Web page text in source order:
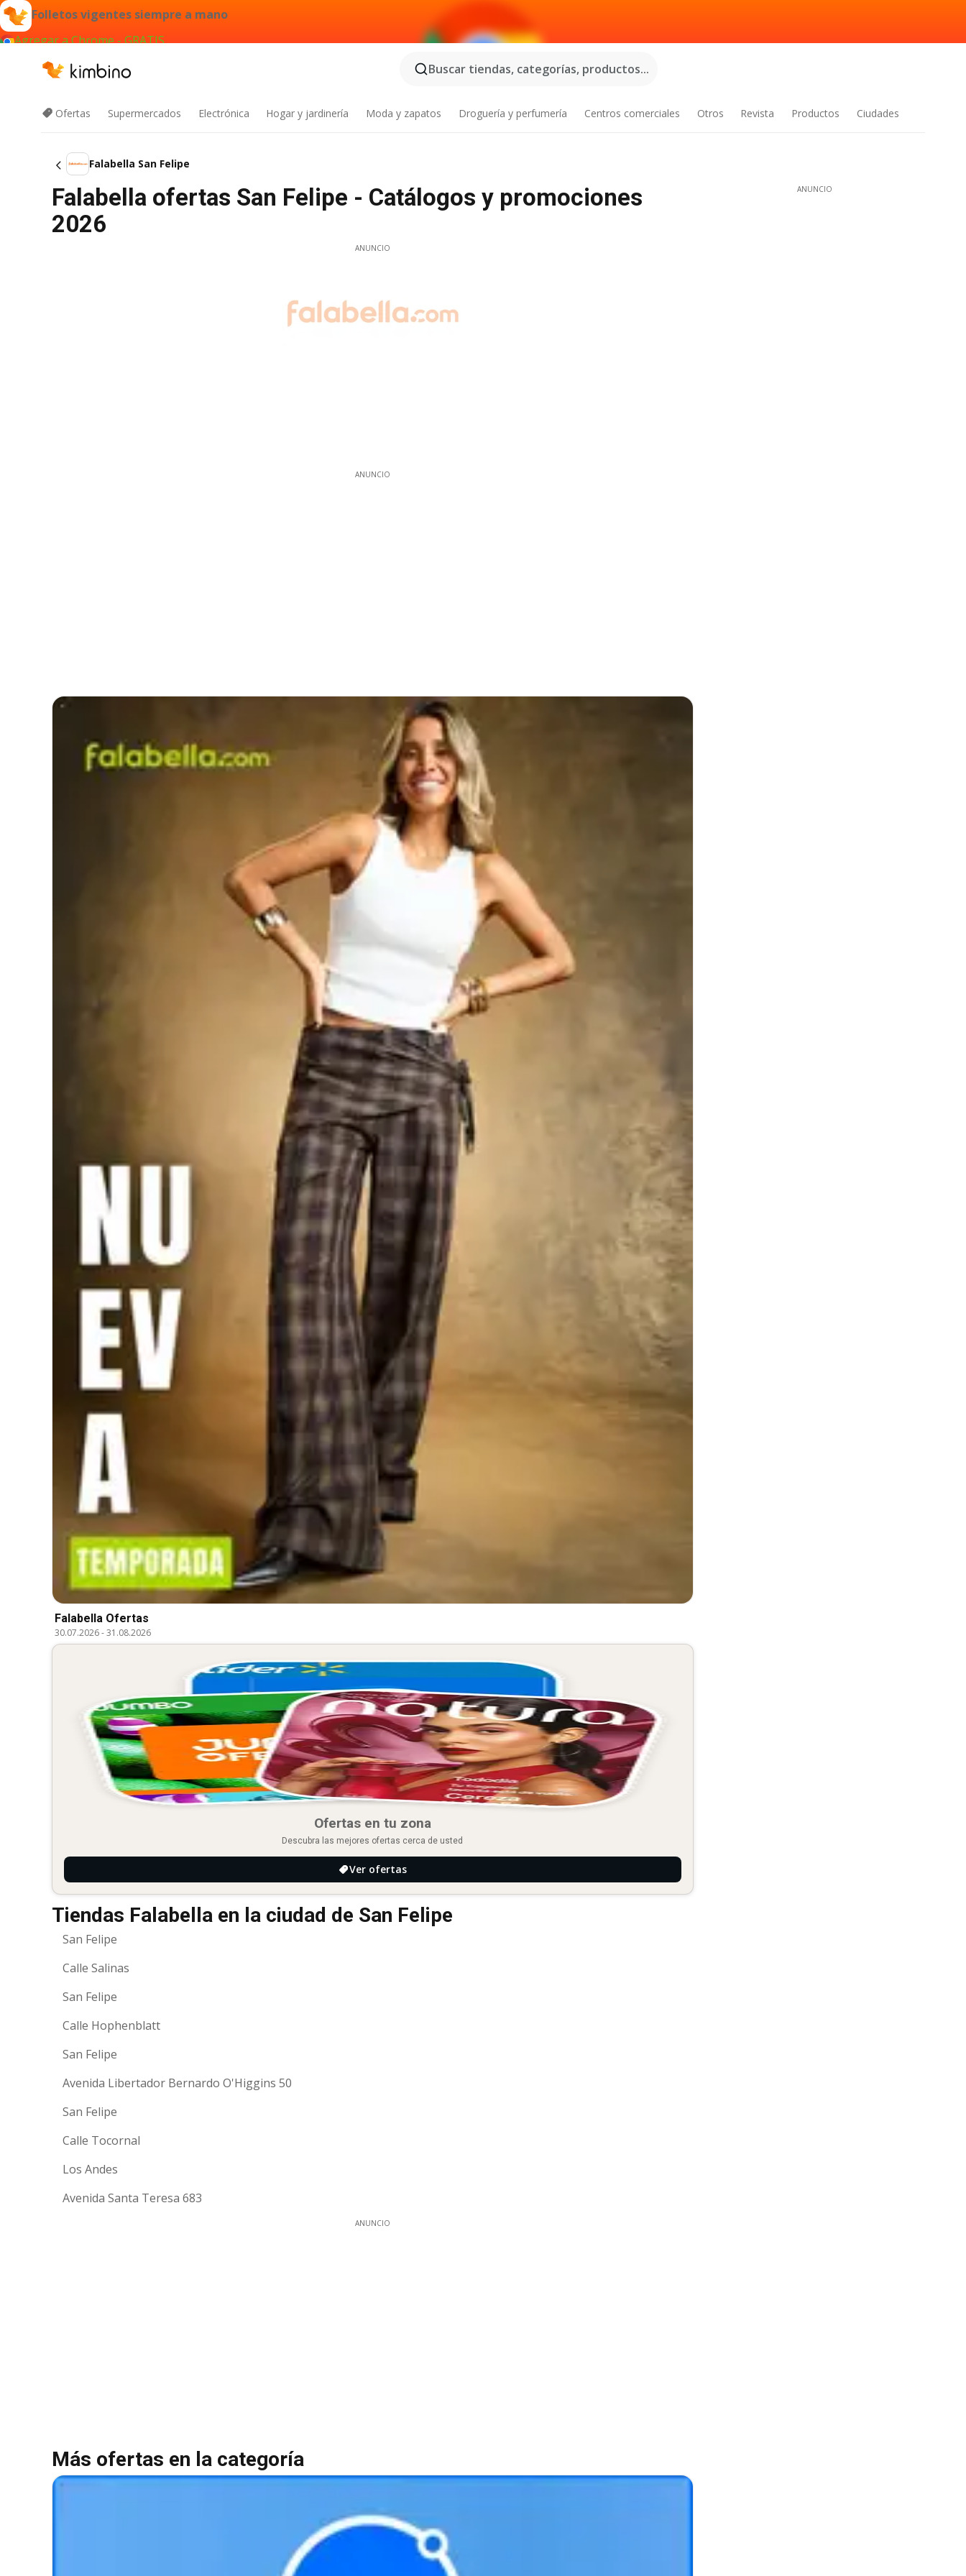
Folletos vigentes siempre a mano
Agregar a Chrome - GRATIS
Buscar tiendas, categorías, productos...
Ofertas Supermercados Electrónica Hogar y jardinería Moda y zapatos Droguería y perfumería Centros comerciales Otros Revista Productos Ciudades
Falabella San Felipe
Falabella ofertas San Felipe - Catálogos y promociones
2026
ANUNCIO
ANUNCIO
Falabella Ofertas
30.07.2026-31.08.2026
Ofertas en tu zona
Descubra las mejores ofertas cerca de usted
Ver ofertas
Tiendas Falabella en la ciudad de San Felipe
San Felipe
Calle Salinas
San Felipe
Calle Hophenblatt
San Felipe
Avenida Libertador Bernardo O'Higgins 50
San Felipe
Calle Tocornal
Los Andes
Avenida Santa Teresa 683
ANUNCIO
Más ofertas en la categoría
ANUNCIO